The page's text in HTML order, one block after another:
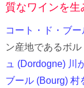
質なワインを生
コート・ド・ブ
ン産地であるボル
ュ (Dordogne) 川
ブール (Bourg) 村